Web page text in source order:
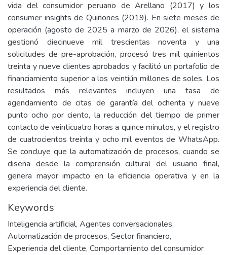
vida del consumidor peruano de Arellano (2017) y los
consumer insights de Quiñones (2019). En siete meses de
operación (agosto de 2025 a marzo de 2026), el sistema
gestionó diecinueve mil trescientas noventa y una
solicitudes de pre-aprobación, procesó tres mil quinientos
treinta y nueve clientes aprobados y facilitó un portafolio de
financiamiento superior a los veintiún millones de soles. Los
resultados más relevantes incluyen una tasa de
agendamiento de citas de garantía del ochenta y nueve
punto ocho por ciento, la reducción del tiempo de primer
contacto de veinticuatro horas a quince minutos, y el registro
de cuatrocientos treinta y ocho mil eventos de WhatsApp.
Se concluye que la automatización de procesos, cuando se
diseña desde la comprensión cultural del usuario final,
genera mayor impacto en la eficiencia operativa y en la
experiencia del cliente.
Keywords
Inteligencia artificial, Agentes conversacionales,
Automatización de procesos, Sector financiero,
Experiencia del cliente, Comportamiento del consumidor